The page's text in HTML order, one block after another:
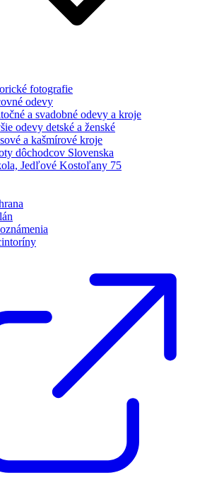
fotografie
odevy
a svadobné odevy a kroje
odevy detské a ženské
a kašmírové kroje
dôchodcov Slovenska
Jedľové Kostoľany 75